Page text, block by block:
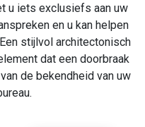
u iets exclusiefs aan uw
en u kan helpen
stijlvol architectonisch
dat een doorbraak
de bekendheid van uw